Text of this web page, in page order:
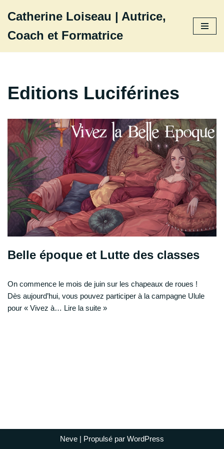
au
contenu
Catherine Loiseau | Autrice,
Coach et Formatrice
Editions Luciférines
Belle époque et Lutte des classes
On commence le mois de juin sur les chapeaux de roues !
Dès aujourd’hui, vous pouvez participer à la campagne Ulule
pour « Vivez à… Lire la suite »
Neve | Propulsé par WordPress